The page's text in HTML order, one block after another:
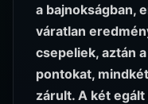
a bajnokságban,
váratlan
csepeliek, aztán
pontokat,
zárult. A két